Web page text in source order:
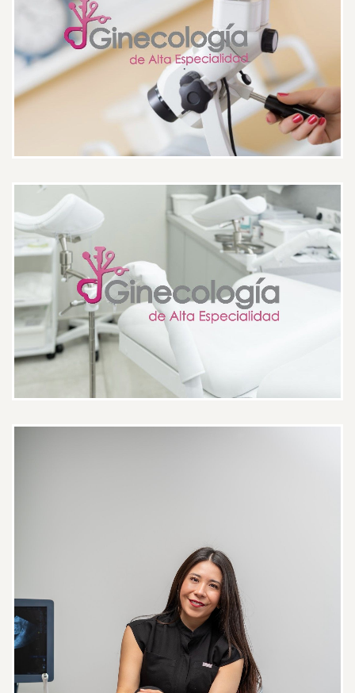
Me hizo sentir muy cómoda, me
explico todo a detalle
Paciente
La atención, la explicación, el
tiempo de espera fue mínimo
Paciente
revisión fue muy cómoda y me
sentí en confianza, consultorio muy
ordenado y limpio
Paciente